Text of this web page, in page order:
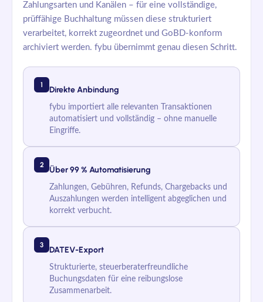
Zahlungsarten und Kanälen – für eine vollständige,
prüffähige Buchhaltung müssen diese strukturiert
verarbeitet, korrekt zugeordnet und GoBD-konform
archiviert werden. fybu übernimmt genau diesen Schritt.
1 Direkte Anbindung
fybu importiert alle relevanten Transaktionen
automatisiert und vollständig – ohne manuelle
Eingriffe.
2 Über 99 % Automatisierung
Zahlungen, Gebühren, Refunds, Chargebacks und
Auszahlungen werden intelligent abgeglichen und
korrekt verbucht.
3 DATEV-Export
Strukturierte, steuerberaterfreundliche
Buchungsdaten für eine reibungslose
Zusammenarbeit.